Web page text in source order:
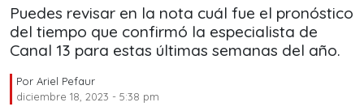
Puedes revisar en la nota cuál fue el pronóstico
del tiempo que confirmó la especialista de
Canal 13 para estas últimas semanas del año.
Por Ariel Pefaur
diciembre 18, 2023 - 5:38 pm